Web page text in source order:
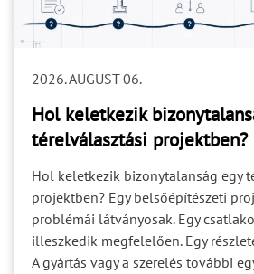
2026. AUGUST 06.
Hol keletkezik
térelválasztási projektben?
Hol keletkezik bizonytalanság egy
projektben? Egy belsőépítészeti
problémái látványosak. Egy
illeszkedik megfelelően. Egy
A gyártás vagy a szerelés további